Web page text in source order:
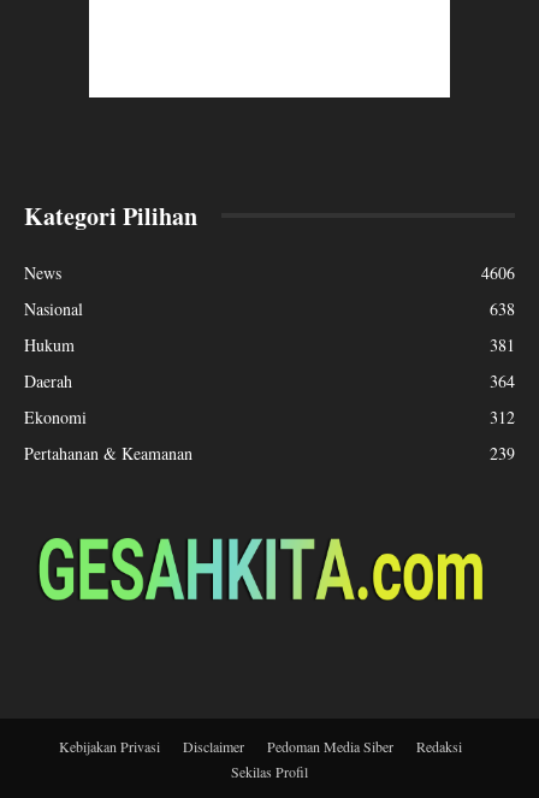
Kategori Pilihan
News
4606
Nasional
638
Hukum
381
Daerah
364
Ekonomi
312
Pertahanan & Keamanan
239
Kebijakan Privasi Disclaimer Pedoman Media Siber
Redaksi
Sekilas Profil